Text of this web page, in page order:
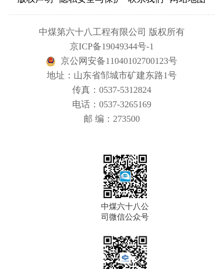
中煤第六十八工程有限公司 版权所有
京ICP备19049344号-1
京公网安备11040102700123号
地址：山东省邹城市矿建东路1号
传真：0537-5312824
电话：0537-3265169
邮 编：273500
中煤六十八公
司微信公众号